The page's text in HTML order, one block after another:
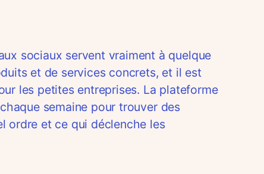
sociaux servent vraiment à quelque
et de services concrets, et il est
les petites entreprises. La plateforme
semaine pour trouver des
ordre et ce qui déclenche les